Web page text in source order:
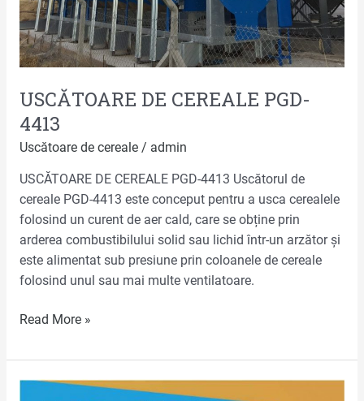
USCĂTOARE DE CEREALE PGD-
4413
Uscătoare de cereale/ admin
USCĂTOARE DE CEREALE PGD-4413 Uscătorul de
cereale PGD-4413 este conceput pentru a usca cerealele
folosind un curent de aer cald, care se obține prin
arderea combustibilului solid sau lichid într-un arzător și
este alimentat sub presiune prin coloanele de cereale
folosind unul sau mai multe ventilatoare.
Read More »
USCĂTOARE